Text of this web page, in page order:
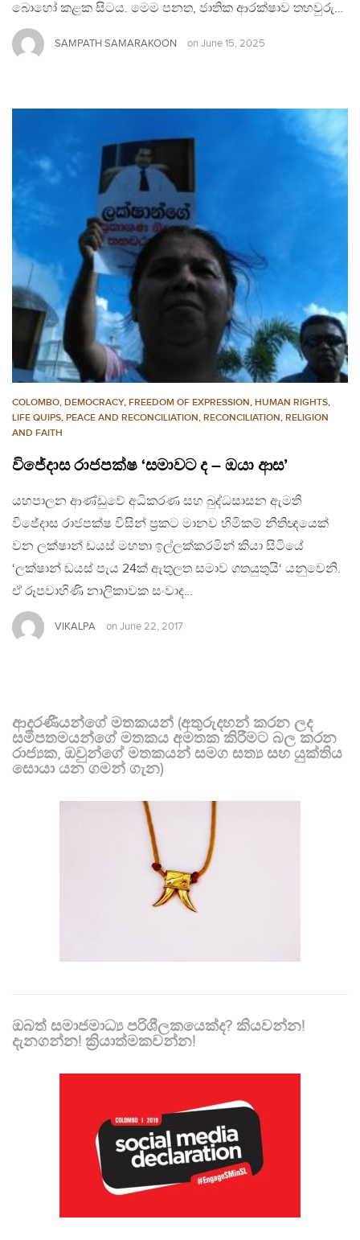
බොහෝ කළක සිටය. මෙම පනත, ජාතික ආරක්ෂාව තහවුරු…
SAMPATH SAMARAKOON on June 15, 2025
COLOMBO, DEMOCRACY, FREEDOM OF EXPRESSION, HUMAN RIGHTS,
LIFE QUIPS, PEACE AND RECONCILIATION, RECONCILIATION, RELIGION
AND FAITH
විජේදාස රාජපක්ෂ ‘සමාවට ද – ඔයා ආස’
යහපාලන ආණ්ඩුවේ අධිකරණ සහ බුද්ධසාසන ඇමති
විජේදාස රාජපක්ෂ විසින් ප්‍රකට මානව හිමිකම් නීතිඥයෙක්
වන ලක්ෂාන් ඩයස් මහතා ඉල්ලක්කරමින් කියා සිටියේ
‘ලක්ෂාන් ඩයස් පැය 24ක් ඇතුලත සමාව ගතයුතුයි‘ යනුවෙනි.
ඒ රූපවාහිණි නාලිකාවක සංවාද…
VIKALPA on June 22, 2017
ආදරණීයන්ගේ මතකයන් (අතුරුදහන් කරන ලද
සමීපතමයන්ගේ මතකය අමතක කිරීමට බල කරන
රාජ්‍යක, ඔවුන්ගේ මතකයන් සමග සත්‍ය සහ යුක්තිය
සොයා යන ගමන් ගැන)
ඔබත් සමාජමාධ්‍ය පරිශීලකයෙක්ද? කියවන්න!
දැනගන්න! ක්‍රියාත්මකවන්න!